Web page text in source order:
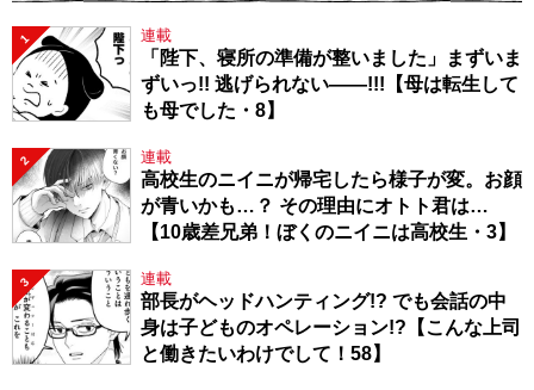
1 連載
「陛下、寝所の準備が整いました」まずいま
ずいっ!! 逃げられない――!!!【母は転生して
も母でした・8】
2 連載
高校生のニイニが帰宅したら様子が変。お顔
が青いかも…？ その理由にオトト君は…
【10歳差兄弟！ぼくのニイニは高校生・3】
3 連載
部長がヘッドハンティング!? でも会話の中
身は子どものオペレーション!?【こんな上司
と働きたいわけでして！58】